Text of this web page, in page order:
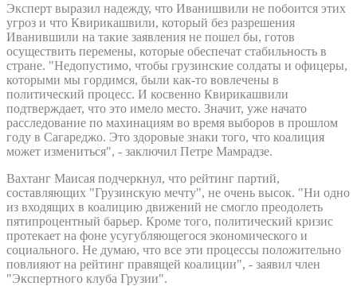
Эксперт выразил надежду, что Иванишвили не побоится этих
угроз и что Квирикашвили, который без разрешения
Иванившили на такие заявления не пошел бы, готов
осуществить перемены, которые обеспечат стабильность в
стране. "Недопустимо, чтобы грузинские солдаты и офицеры,
которыми мы гордимся, были как-то вовлечены в
политический процесс. И косвенно Квирикашвили
подтверждает, что это имело место. Значит, уже начато
расследование по махинациям во время выборов в прошлом
году в Сагареджо. Это здоровые знаки того, что коалиция
может измениться", - заключил Петре Мамрадзе.
Вахтанг Маисая подчеркнул, что рейтинг партий,
составляющих "Грузинскую мечту", не очень высок. "Ни одно
из входящих в коалицию движений не смогло преодолеть
пятипроцентный барьер. Кроме того, политический кризис
протекает на фоне усугубляющегося экономического и
социального. Не думаю, что все эти процессы положительно
повлияют на рейтинг правящей коалиции", - заявил член
"Экспертного клуба Грузии".